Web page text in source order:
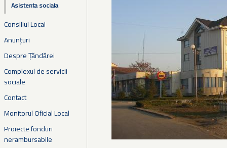
Asistenta sociala
Consiliul Local
Anunțuri
Despre Țăndărei
Complexul de servicii
sociale
Contact
Monitorul Oficial Local
Proiecte fonduri
nerambursabile